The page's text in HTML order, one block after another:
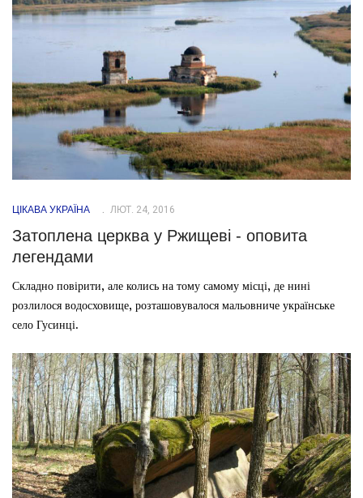
ЦІКАВА УКРАЇНА ЛЮТ. 24, 2016
Затоплена церква у Ржищеві - оповита
легендами
Складно повірити, але колись на тому самому місці, де нині
розлилося водосховище, розташовувалося мальовниче українське
село Гусинці.